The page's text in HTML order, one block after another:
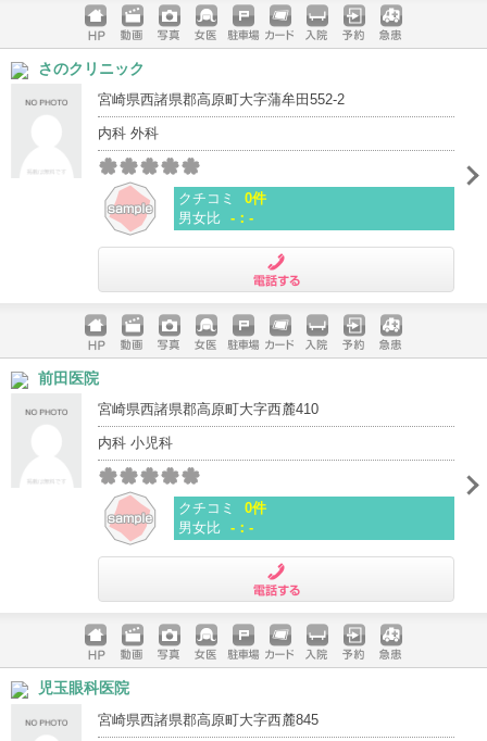
ホームペ
ージ
動画 写真 女医 駐車場
クレジッ
入院 予約 急患
さのクリニック
宮崎県西諸県郡高原町大字蒲牟田552-2
内科 外科
クチコミ
0件
男女比 -：-
ホームペ
ージ
動画 写真 女医 駐車場
クレジッ
入院 予約 急患
前田医院
宮崎県西諸県郡高原町大字西麓410
内科 小児科
クチコミ
0件
男女比 -：-
ホームペ
ージ
動画 写真 女医 駐車場
クレジッ
入院 予約 急患
児玉眼科医院
宮崎県西諸県郡高原町大字西麓845